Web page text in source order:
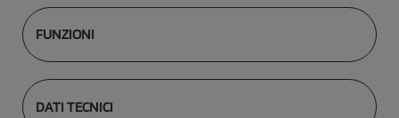
FUNZIONI
DATI TECNICI